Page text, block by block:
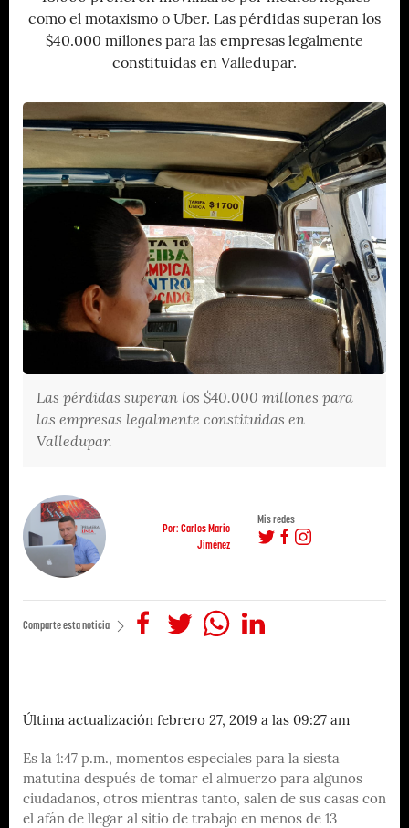
como el motaxismo o Uber. Las pérdidas superan los
$40.000 millones para las empresas legalmente
constituidas en Valledupar.
Las pérdidas superan los $40.000 millones para
las empresas legalmente constituidas en
Valledupar.
Por: Carlos Mario
Jiménez
Mis redes
Comparte esta noticia
Última actualización febrero 27, 2019 a las 09:27 am
Es la 1:47 p.m., momentos especiales para la siesta
matutina después de tomar el almuerzo para algunos
ciudadanos, otros mientras tanto, salen de sus casas con
el afán de llegar al sitio de trabajo en menos de 13